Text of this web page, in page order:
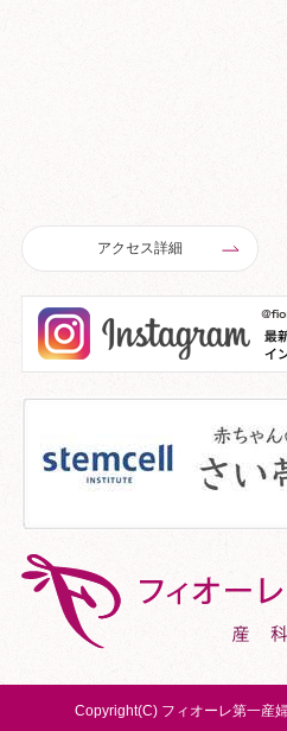
アクセス詳細
Copyright(C) フィオーレ第一産